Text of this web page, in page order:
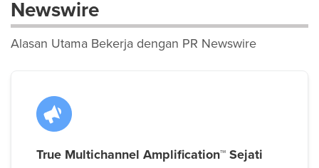
Newswire
Alasan Utama Bekerja dengan PR Newswire
True Multichannel Amplification™ Sejati